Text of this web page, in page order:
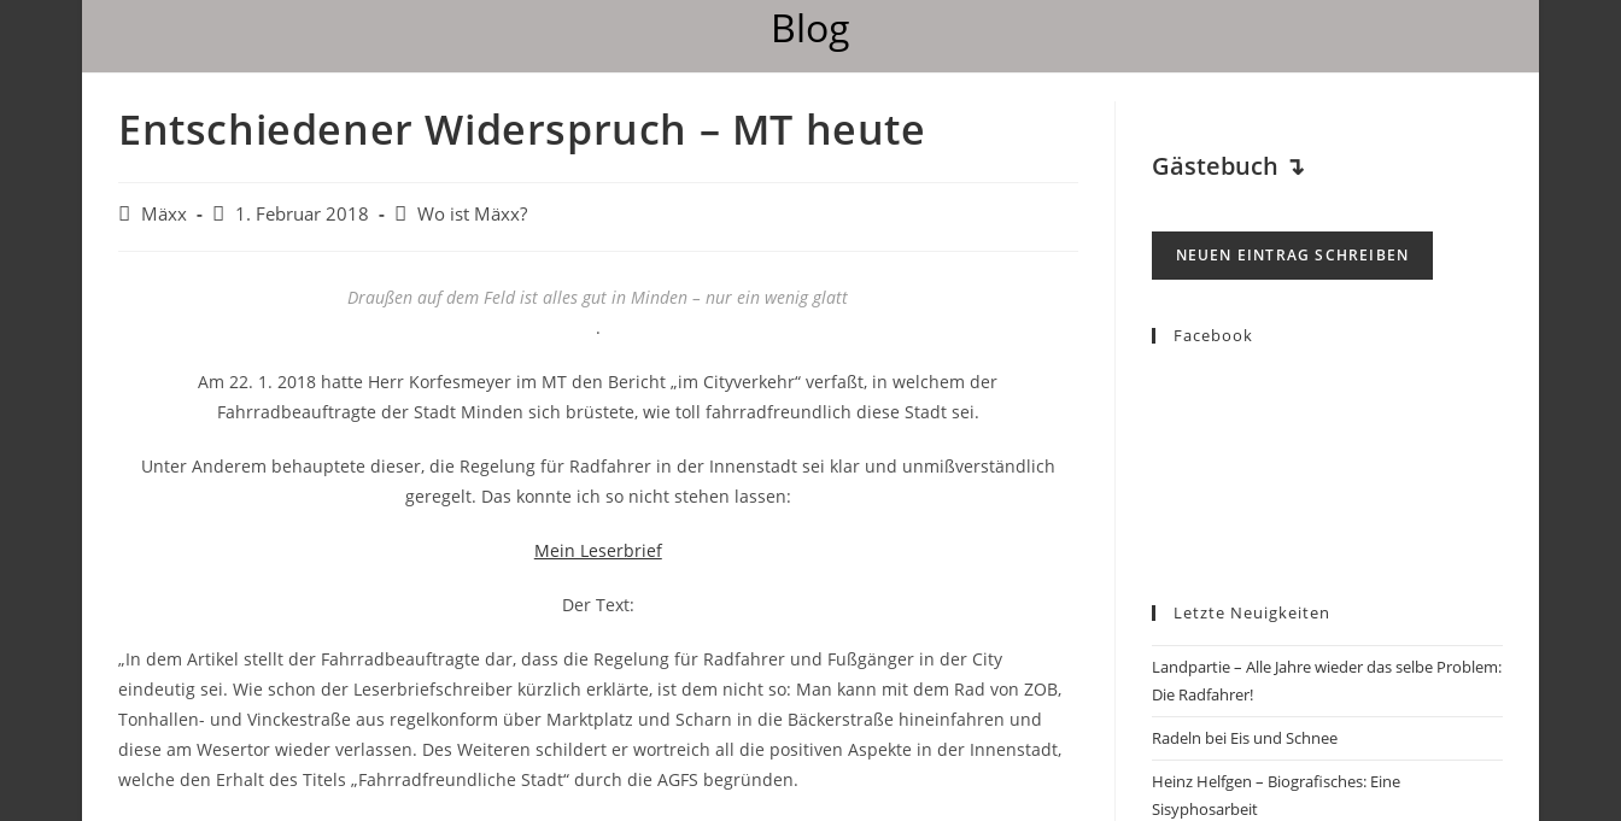
Blog
Entschiedener Widerspruch – MT heute
Mäxx 1. Februar 2018 Wo ist Mäxx?
Draußen auf dem Feld ist alles gut in Minden – nur ein wenig glatt
.
Am 22. 1. 2018 hatte Herr Korfesmeyer im MT den Bericht „im Cityverkehr“ verfaßt, in welchem der
Fahrradbeauftragte der Stadt Minden sich brüstete, wie toll fahrradfreundlich diese Stadt sei.
Unter Anderem behauptete dieser, die Regelung für Radfahrer in der Innenstadt sei klar und unmißverständlich
geregelt. Das konnte ich so nicht stehen lassen:
Mein Leserbrief
Der Text:
„In dem Artikel stellt der Fahrradbeauftragte dar, dass die Regelung für Radfahrer und Fußgänger in der City
eindeutig sei. Wie schon der Leserbriefschreiber kürzlich erklärte, ist dem nicht so: Man kann mit dem Rad von ZOB,
Tonhallen- und Vinckestraße aus regelkonform über Marktplatz und Scharn in die Bäckerstraße hineinfahren und
diese am Wesertor wieder verlassen. Des Weiteren schildert er wortreich all die positiven Aspekte in der Innenstadt,
welche den Erhalt des Titels „Fahrradfreundliche Stadt“ durch die AGFS begründen.
Gästebuch ↴
Facebook
Letzte Neuigkeiten
Landpartie – Alle Jahre wieder das selbe Problem:
Die Radfahrer!
Radeln bei Eis und Schnee
Heinz Helfgen – Biografisches: Eine
Sisyphosarbeit